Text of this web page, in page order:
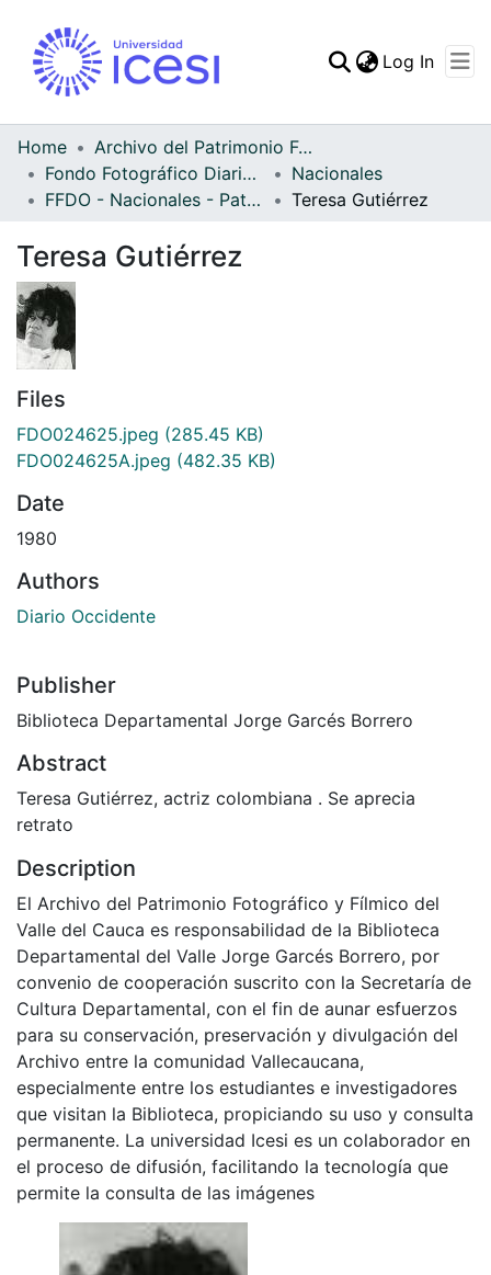
Statistics
Log In
Home
Archivo del Patrimonio Fotográfico y Fílmico del Valle del Cauca
Fondo Fotográfico Diario Occidente
Nacionales
FFDO - Nacionales - Patrimonial
Teresa Gutiérrez
Teresa Gutiérrez
Files
FDO024625.jpeg (285.45 KB)
FDO024625A.jpeg (482.35 KB)
Date
1980
Authors
Diario Occidente
Publisher
Biblioteca Departamental Jorge Garcés Borrero
Abstract
Teresa Gutiérrez, actriz colombiana . Se aprecia
retrato
Description
El Archivo del Patrimonio Fotográfico y Fílmico del
Valle del Cauca es responsabilidad de la Biblioteca
Departamental del Valle Jorge Garcés Borrero, por
convenio de cooperación suscrito con la Secretaría de
Cultura Departamental, con el fin de aunar esfuerzos
para su conservación, preservación y divulgación del
Archivo entre la comunidad Vallecaucana,
especialmente entre los estudiantes e investigadores
que visitan la Biblioteca, propiciando su uso y consulta
permanente. La universidad Icesi es un colaborador en
el proceso de difusión, facilitando la tecnología que
permite la consulta de las imágenes